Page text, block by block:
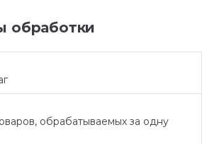
обработки
обрабатываемых за одну